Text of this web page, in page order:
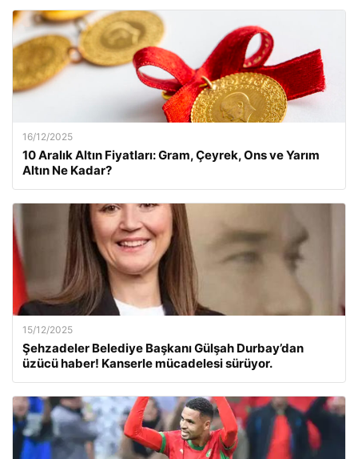
16/12/2025
10 Aralık Altın Fiyatları: Gram, Çeyrek, Ons ve Yarım
Altın Ne Kadar?
15/12/2025
Şehzadeler Belediye Başkanı Gülşah Durbay’dan
üzücü haber! Kanserle mücadelesi sürüyor.